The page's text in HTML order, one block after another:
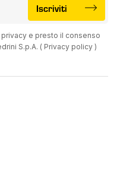
e presto il consenso
S.p.A. ( Privacy policy )
Iscriviti